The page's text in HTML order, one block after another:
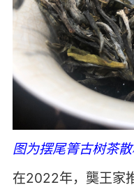
图为摆尾箐古树茶
在2022年，龑王家